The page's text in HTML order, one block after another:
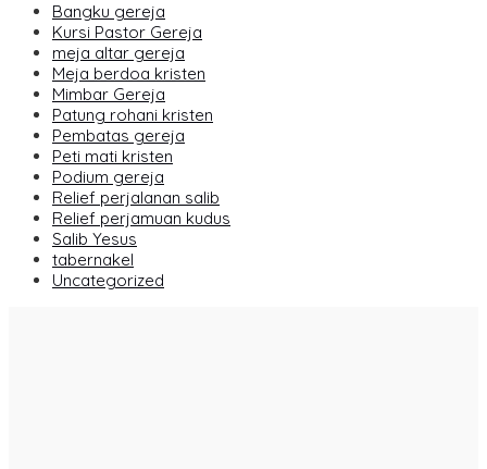
Bangku gereja
Kursi Pastor Gereja
meja altar gereja
Meja berdoa kristen
Mimbar Gereja
Patung rohani kristen
Pembatas gereja
Peti mati kristen
Podium gereja
Relief perjalanan salib
Relief perjamuan kudus
Salib Yesus
tabernakel
Uncategorized